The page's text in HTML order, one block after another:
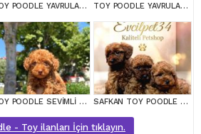
TOY POODLE YAVRULARIM TOY POODLE YAVRULARIM
TOY POODLE SEVİMLİ YAVRULAR EV ÜRETİMİ SAFKAN TOY POODLE BEBEKLERİMİZ BAKIRKÖY
- Toy ilanları İçin tıklayın.